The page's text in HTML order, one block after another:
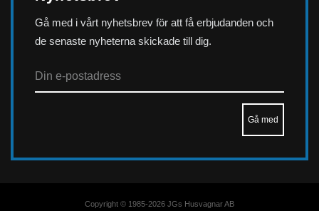
Gå med i vårt nyhetsbrev för att få erbjudanden och
de senaste nyheterna skickade till dig.
Copyright © 1985-2026 JGs Husvagnar AB